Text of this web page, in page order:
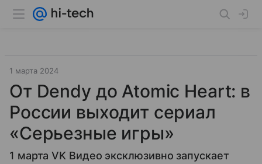
1 марта 2024
От Dendy до Atomic Heart: в
России выходит сериал
«Серьезные игры»
1 марта VK Видео эксклюзивно запускает